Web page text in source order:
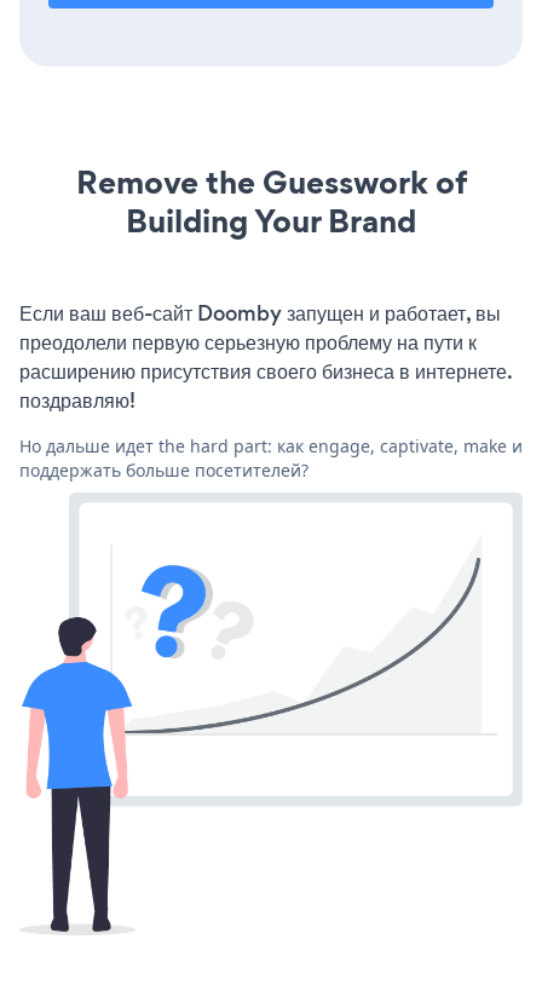
Remove the Guesswork of
Building Your Brand
Если ваш веб-сайт Doomby запущен и работает, вы
преодолели первую серьезную проблему на пути к
расширению присутствия своего бизнеса в интернете.
поздравляю!
Но дальше идет the hard part: как engage, captivate, make и
поддержать больше посетителей?